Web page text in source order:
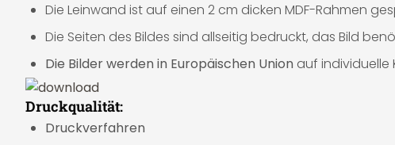
Die Leinwand ist auf einen 2 cm dicken MDF-Rahmen
Die Seiten des Bildes sind allseitig bedruckt, das Bild
Die Bilder werden in Europäischen Union auf individuelle
Druckqualität:
Druckverfahren